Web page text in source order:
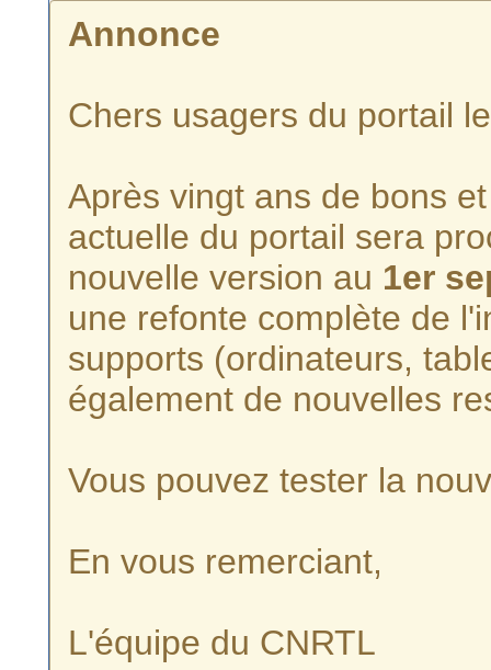
Annonce
Chers usagers du portail
Après vingt ans de bons
actuelle du portail sera
nouvelle version au 1er
une refonte complète de
supports (ordinateurs,
également de nouvelles
Vous pouvez tester la
En vous remerciant,
L'équipe du CNRTL